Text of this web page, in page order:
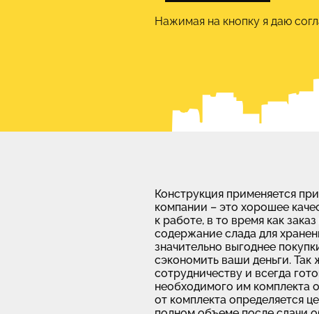
Нажимая на кнопку я даю
Конструкция применяется
компании – это хорошее
к работе, в то время как
содержание слада для
значительно выгоднее
сэкономить ваши деньги.
сотрудничеству и всегда
необходимого им комплекта
от комплекта определяется